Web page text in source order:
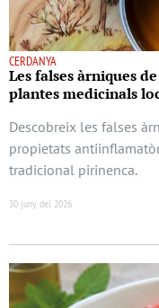
CERDANYA
Les falses àrniques
plantes medicinals
Descobreix les falses
propietats
tradicional pirinenca.
30 juny del 2026